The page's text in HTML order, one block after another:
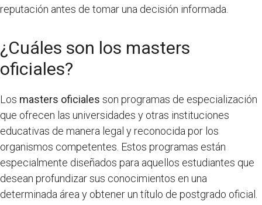
reputación antes de tomar una decisión informada.
¿Cuáles son los masters
oficiales?
Los masters oficiales son programas de especialización
que ofrecen las universidades y otras instituciones
educativas de manera legal y reconocida por los
organismos competentes. Estos programas están
especialmente diseñados para aquellos estudiantes que
desean profundizar sus conocimientos en una
determinada área y obtener un título de postgrado oficial.